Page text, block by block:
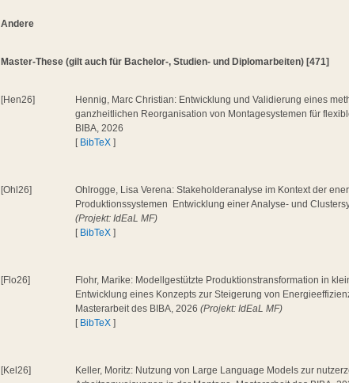
Andere
Master-These (gilt auch für Bachelor-, Studien- und Diplomarbeiten) [471]
[Hen26]
Hennig, Marc Christian: Entwicklung und Validierung eines
ganzheitlichen Reorganisation von Montagesystemen für
BIBA, 2026
[ BibTeX ]
[Ohl26]
Ohlrogge, Lisa Verena: Stakeholderanalyse im Kontext der
Produktionssystemen  Entwicklung einer Analyse- und
(Projekt: IdEaL MF)
[ BibTeX ]
[Flo26]
Flohr, Marike: Modellgestützte Produktionstransformation in
Entwicklung eines Konzepts zur Steigerung von
Masterarbeit des BIBA, 2026(Projekt: IdEaL MF)
[ BibTeX ]
[Kel26]
Keller, Moritz: Nutzung von Large Language Models zur